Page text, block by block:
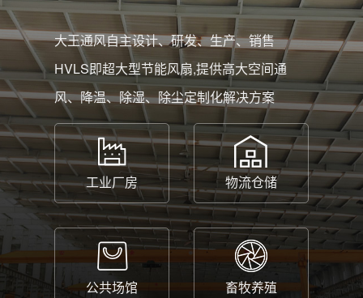
大王通风自主设计、研发、生产、销售
HVLS即超大型节能风扇,提供高大空间通
风、降温、除湿、除尘定制化解决方案
工业厂房 物流仓储
公共场馆 畜牧养殖